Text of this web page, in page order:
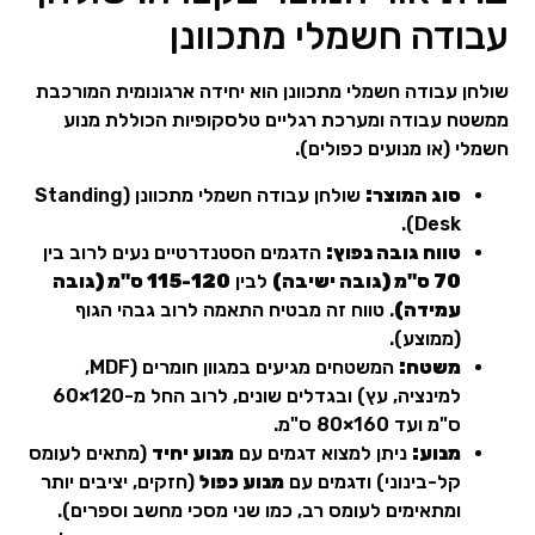
עבודה חשמלי מתכוונן
שולחן עבודה חשמלי מתכוונן הוא יחידה ארגונומית המורכבת
ממשטח עבודה ומערכת רגליים טלסקופיות הכוללת מנוע
חשמלי (או מנועים כפולים).
סוג המוצר:
שולחן עבודה חשמלי מתכוונן (Standing
Desk).
טווח גובה נפוץ: הדגמים הסטנדרטיים נעים לרוב בין
70 ס"מ (גובה ישיבה)
לבין
115-120 ס"מ (גובה
עמידה). טווח זה מבטיח התאמה לרוב גבהי הגוף
(ממוצע).
משטח:
המשטחים מגיעים במגוון חומרים (MDF,
למינציה, עץ) ובגדלים שונים, לרוב החל מ-120×60
ס"מ ועד 160×80 ס"מ.
מנוע: ניתן למצוא דגמים עם מנוע יחיד (מתאים לעומס
קל-בינוני) ודגמים עם מנוע כפול (חזקים, יציבים יותר
ומתאימים לעומס רב, כמו שני מסכי מחשב וספרים).